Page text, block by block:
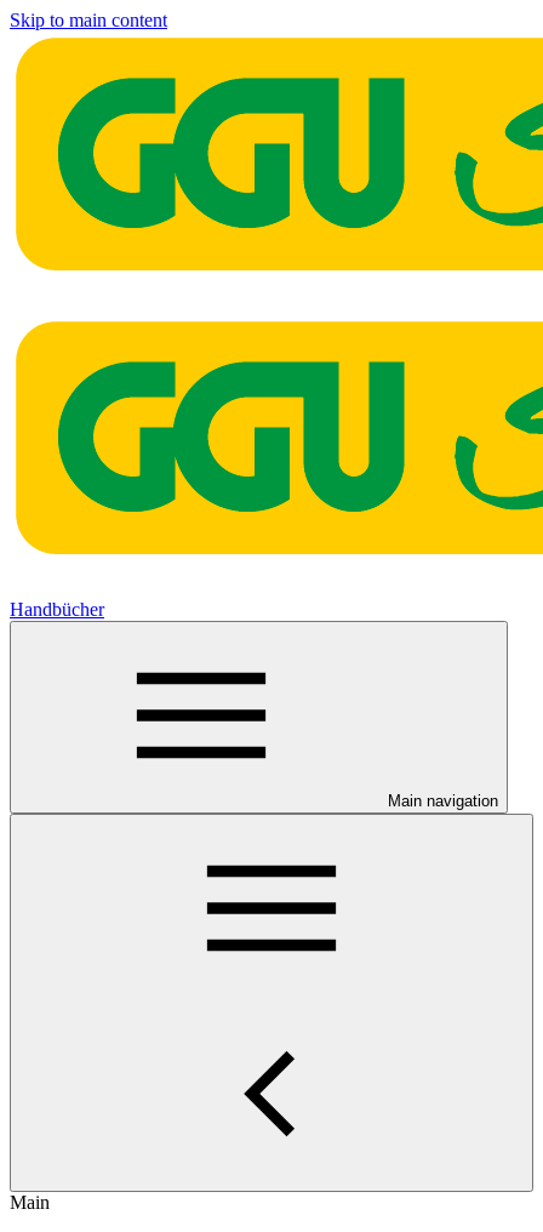
Skip to main content
Handbücher
Main navigation
Main